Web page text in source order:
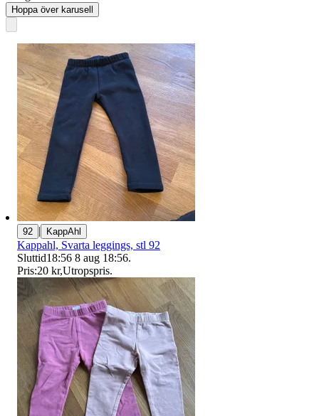
Hoppa över karusell
92 | KappAhl
Kappahl, Svarta leggings, stl 92
Sluttid18:56 8 aug 18:56.
Pris:20 kr,Utropspris.